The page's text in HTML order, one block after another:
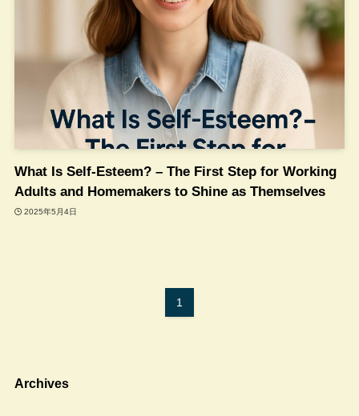
What Is Self-Esteem? – The First Step for Working
Adults and Homemakers to Shine as Themselves
2025年5月4日
1
Archives